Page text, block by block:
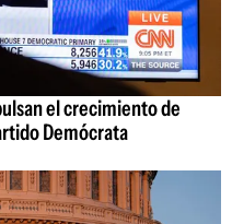
el crecimiento de
Demócrata